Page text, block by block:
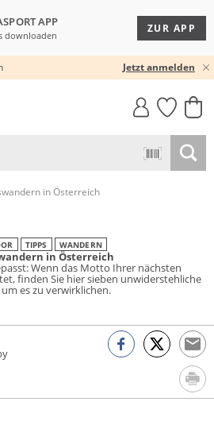
APP
downloaden
ZUR APP
VERSAND* & RÜCKVERSANDJetzt anmelden
MUST-HAVE
in Österreich
TIPPS WANDERN
in Österreich
Wenn das Motto Ihrer nächsten
finden Sie hier sieben unwiderstehliche
es zu verwirklichen.